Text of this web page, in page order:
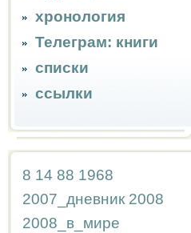
хронология
Телеграм: книги
списки
ссылки
8 14 88 1968
2007_дневник 2008
2008_в_мире